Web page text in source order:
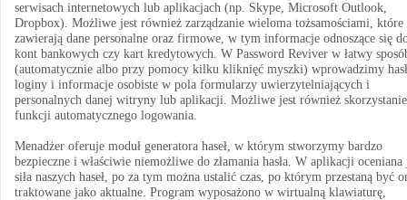
serwisach internetowych lub aplikacjach (np. Skype, Microsoft Outlook,
Dropbox). Możliwe jest również zarządzanie wieloma tożsamościami, które
zawierają dane personalne oraz firmowe, w tym informacje odnoszące się
kont bankowych czy kart kredytowych. W Password Reviver w łatwy
(automatycznie albo przy pomocy kilku kliknięć myszki) wprowadzimy
loginy i informacje osobiste w pola formularzy uwierzytelniających i
personalnych danej witryny lub aplikacji. Możliwe jest również
funkcji automatycznego logowania.
Menadżer oferuje moduł generatora haseł, w którym stworzymy bardzo
bezpieczne i właściwie niemożliwe do złamania hasła. W aplikacji oceniana
siła naszych haseł, po za tym można ustalić czas, po którym przestaną być
traktowane jako aktualne. Program wyposażono w wirtualną klawiaturę,